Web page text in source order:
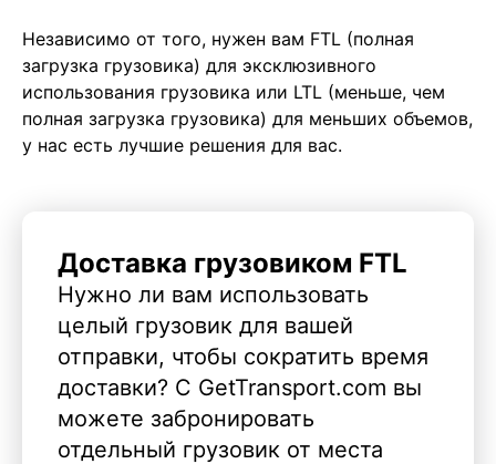
Независимо от того, нужен вам FTL (полная
загрузка грузовика) для эксклюзивного
использования грузовика или LTL (меньше, чем
полная загрузка грузовика) для меньших объемов,
у нас есть лучшие решения для вас.
Доставка грузовиком FTL
Нужно ли вам использовать
целый грузовик для вашей
отправки, чтобы сократить время
доставки? С GetTransport.com вы
можете забронировать
отдельный грузовик от места